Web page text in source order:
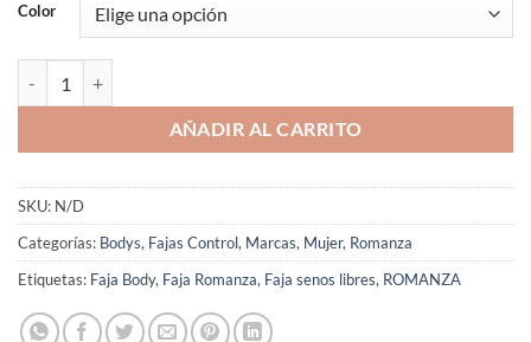
Color
AÑADIR AL CARRITO
SKU: N/D
Categorías: Bodys, Fajas Control, Marcas, Mujer, Romanza
Etiquetas: Faja Body, Faja Romanza, Faja senos libres, ROMANZA